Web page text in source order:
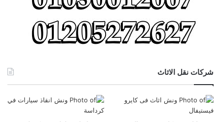
شركات نقل الاثاث